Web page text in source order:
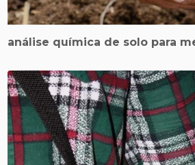
análise química de solo para